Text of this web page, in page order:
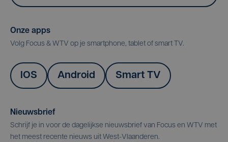
Onze apps
Volg Focus & WTV op je smartphone, tablet of smart TV.
IOS Android Smart TV
Nieuwsbrief
Schrijf je in voor de dagelijkse nieuwsbrief van Focus en WTV met
het meest recente nieuws uit West-Vlaanderen.